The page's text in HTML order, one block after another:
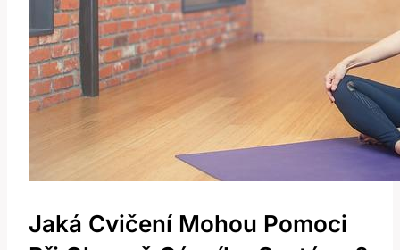
Jaká Cvičení Mohou Pomoci